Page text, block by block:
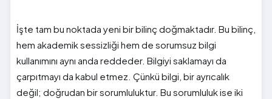
İşte tam bu noktada yeni bir bilinç doğmaktadır. Bu bilinç,
hem akademik sessizliği hem de sorumsuz bilgi
kullanımını aynı anda reddeder. Bilgiyi saklamayı da
çarpıtmayı da kabul etmez. Çünkü bilgi, bir ayrıcalık
değil; doğrudan bir sorumluluktur. Bu sorumluluk ise iki